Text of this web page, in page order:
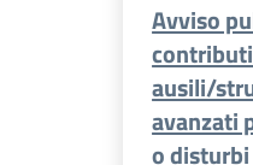
Avviso
ausili/
avanzati
o